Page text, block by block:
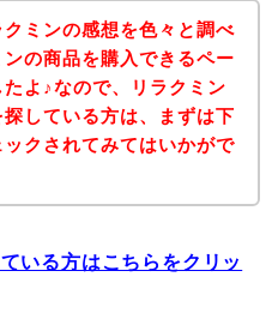
ミンの感想を色々と調べ
の商品を購入できるペー
よ♪なので、リラクミン
している方は、まずは下
クされてみてはいかがで
いる方はこちらをクリッ